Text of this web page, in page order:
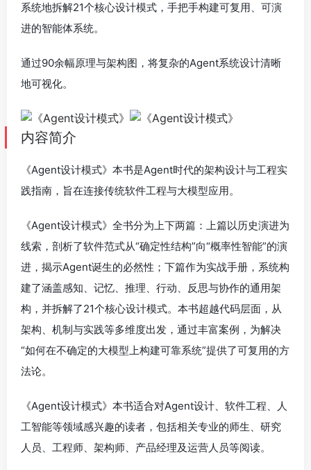
系统地拆解21个核心设计模式，手把手构建可复用、可演
进的智能体系统。
通过90余幅原理与架构图，将复杂的Agent系统设计清晰
地可视化。
内容简介
《Agent设计模式》本书是Agent时代的架构设计与工程实
践指南，旨在连接传统软件工程与大模型应用。
《Agent设计模式》全书分为上下两篇：上篇以历史演进为
线索，剖析了软件范式从“确定性结构”向“概率性智能”的演
进，揭示Agent诞生的必然性；下篇作为实战手册，系统构
建了涵盖感知、记忆、推理、行动、反思与协作的通用架
构，并拆解了21个核心设计模式。本书超越代码层面，从
架构、机制与实践等多维度出发，通过丰富案例，为解决
“如何在不确定的大模型上构建可靠系统”提供了可复用的方
法论。
《Agent设计模式》本书适合对Agent设计、软件工程、人
工智能等领域感兴趣的读者，包括相关专业的师生、研究
人员、工程师、架构师、产品经理及运营人员等阅读。